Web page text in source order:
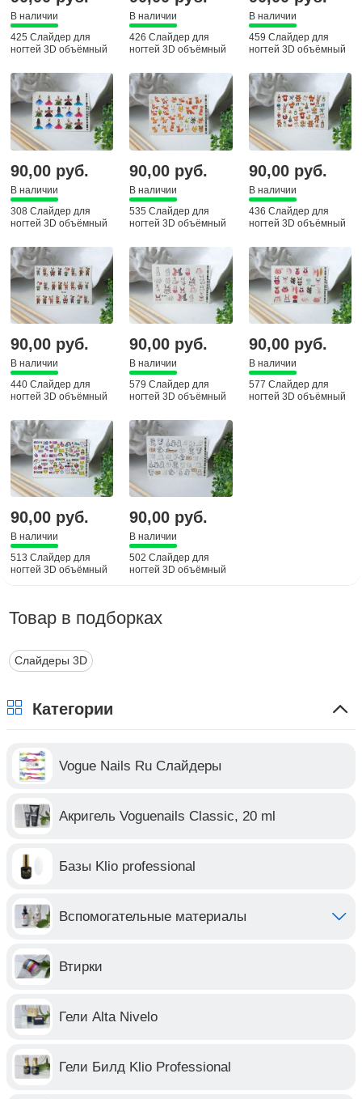
В наличии
425 Слайдер для
ногтей 3D объёмный
В наличии
426 Слайдер для
ногтей 3D объёмный
В наличии
459 Слайдер для
ногтей 3D объёмный
90,00 руб.
В наличии
308 Слайдер для
ногтей 3D объёмный
90,00 руб.
В наличии
535 Слайдер для
ногтей 3D объёмный
90,00 руб.
В наличии
436 Слайдер для
ногтей 3D объёмный
90,00 руб.
В наличии
440 Слайдер для
ногтей 3D объёмный
90,00 руб.
В наличии
579 Слайдер для
ногтей 3D объёмный
90,00 руб.
В наличии
577 Слайдер для
ногтей 3D объёмный
90,00 руб.
В наличии
513 Слайдер для
ногтей 3D объёмный
90,00 руб.
В наличии
502 Слайдер для
ногтей 3D объёмный
Товар в подборках
Слайдеры 3D
Категории
Vogue Nails Ru Слайдеры
Акригель Voguenails Classic, 20 ml
Базы Klio professional
Вспомогательные материалы
Втирки
Гели Alta Nivelo
Гели Билд Klio Professional